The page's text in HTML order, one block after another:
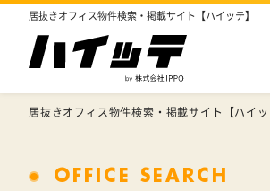
居抜きオフィス物件検索・掲載サイト【ハイッテ】
居抜きオフィス物件検索・掲載サイト【ハイッ
OFFICE SEARCH